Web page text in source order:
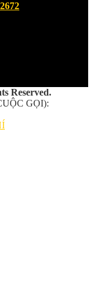
Reserved.
GỌI):